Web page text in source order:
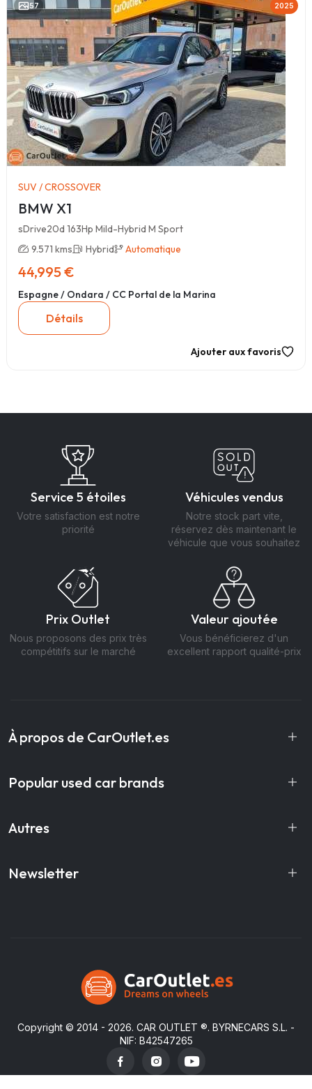
57 2025
SUV / CROSSOVER
BMW X1
sDrive20d 163Hp Mild-Hybrid M Sport
9.571 kms
Hybrid Automatique
44,995 €
Espagne / Ondara / CC Portal de la Marina
Détails
Ajouter aux favoris
Service 5 étoiles
Votre satisfaction est notre
priorité
Véhicules vendus
Notre stock part vite,
réservez dès maintenant le
véhicule que vous souhaitez
Prix Outlet
Nous proposons des prix très
compétitifs sur le marché
Valeur ajoutée
Vous bénéficierez d'un
excellent rapport qualité-prix
À propos de CarOutlet.es
Popular used car brands
Autres
Newsletter
Copyright © 2014 - 2026. CAR OUTLET ®. BYRNECARS S.L. -
NIF: B42547265